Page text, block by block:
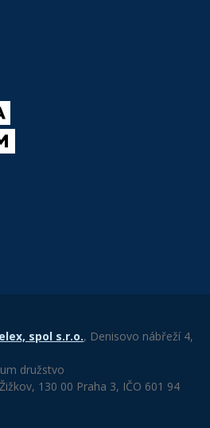
spol s.r.o., Denisovo nábřeží 4,
družstvo
130 00 Praha 3, IČO 601 94